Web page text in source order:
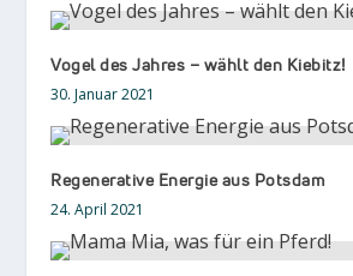
Vogel des Jahres – wählt den Kiebitz!
30. Januar 2021
Regenerative Energie aus Potsdam
24. April 2021